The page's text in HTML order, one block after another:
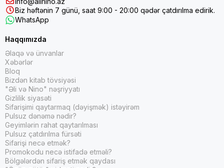
Biz həftənin 7 günü, saat 9:00 - 20:00 qədər çatdırılma edirik.
WhatsApp
Haqqımızda
Əlaqə və ünvanlar
Xəbərlər
Bloq
Bizdən kitab tövsiyəsi
"Əli və Nino" nəşriyyatı
Gizlilik siyasəti
Sifarişimi qaytarmaq (dəyişmək) istəyirəm
Pulsuz dənəmə nədir?
Geyimlərin rahat qaytarılması
Pulsuz çatdırılma fürsəti
Sifarişi necə etmək?
Promokodu necə istifadə etməli?
Bölgələrdən sifariş etmək qaydası